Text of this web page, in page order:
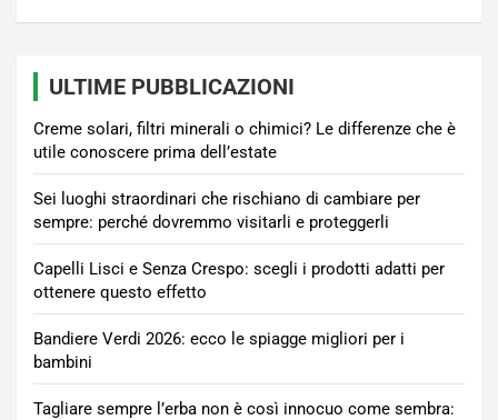
ULTIME PUBBLICAZIONI
Creme solari, filtri minerali o chimici? Le differenze che è
utile conoscere prima dell’estate
Sei luoghi straordinari che rischiano di cambiare per
sempre: perché dovremmo visitarli e proteggerli
Capelli Lisci e Senza Crespo: scegli i prodotti adatti per
ottenere questo effetto
Bandiere Verdi 2026: ecco le spiagge migliori per i
bambini
Tagliare sempre l’erba non è così innocuo come sembra: